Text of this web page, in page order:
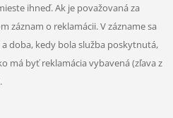
ihneď. Ak je považovaná za
záznam o reklamácii. V zázname sa
doba, kedy bola služba poskytnutá,
má byť reklamácia vybavená (zľava z